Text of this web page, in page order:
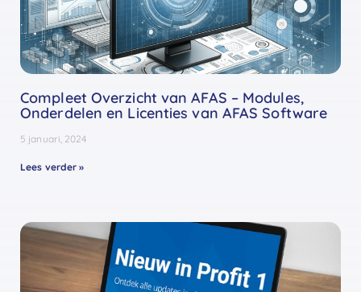
Compleet Overzicht van AFAS – Modules,
Onderdelen en Licenties van AFAS Software
5 januari, 2024
Lees verder »